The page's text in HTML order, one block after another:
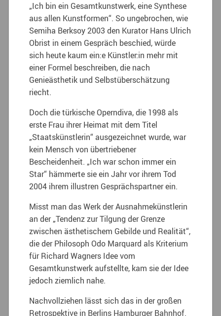
„Ich bin ein Gesamtkunstwerk, eine Synthese
aus allen Kunstformen“. So ungebrochen, wie
Semiha Berksoy 2003 den Kurator Hans Ulrich
Obrist in einem Gespräch beschied, würde
sich heute kaum ein:e Künstler:in mehr mit
einer Formel beschreiben, die nach
Genieästhetik und Selbstüberschätzung
riecht.
Doch die türkische Operndiva, die 1998 als
erste Frau ihrer Heimat mit dem Titel
„Staatskünstlerin“ ausgezeichnet wurde, war
kein Mensch von übertriebener
Bescheidenheit. „Ich war schon immer ein
Star“ hämmerte sie ein Jahr vor ihrem Tod
2004 ihrem illustren Gesprächspartner ein.
Misst man das Werk der Ausnahmekünstlerin
an der „Tendenz zur Tilgung der Grenze
zwischen ästhetischem Gebilde und Realität“,
die der Philosoph Odo Marquard als Kriterium
für Richard Wagners Idee vom
Gesamtkunstwerk aufstellte, kam sie der Idee
jedoch ziemlich nahe.
Nachvollziehen lässt sich das in der großen
Retrospektive in Berlins Hamburger Bahnhof.